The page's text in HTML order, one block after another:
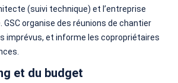
(suivi technique) et l’entreprise
organise des réunions de chantier
imprévus, et informe les copropriétaires
et du budget